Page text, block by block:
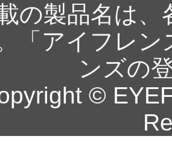
の製品名は、
「アイフレ
ンズの
©